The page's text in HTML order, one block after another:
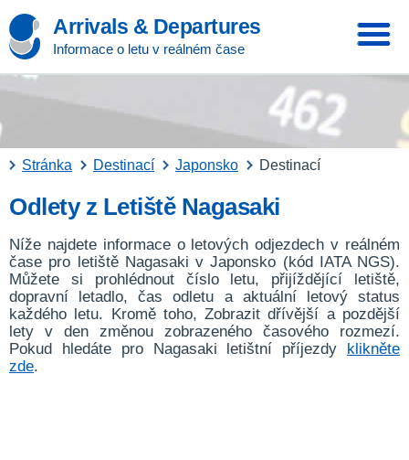
Arrivals & Departures
Informace o letu v reálném čase
Stránka Destinací Japonsko Destinací
Odlety z Letiště Nagasaki
Níže najdete informace o letových odjezdech v reálném
čase pro letiště Nagasaki v Japonsko (kód IATA NGS).
Můžete si prohlédnout číslo letu, přijíždějící letiště,
dopravní letadlo, čas odletu a aktuální letový status
každého letu. Kromě toho, Zobrazit dřívější a pozdější
lety v den změnou zobrazeného časového rozmezí.
Pokud hledáte pro Nagasaki letištní příjezdy klikněte
zde.